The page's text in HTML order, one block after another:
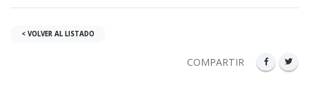
< VOLVER AL LISTADO
COMPARTIR